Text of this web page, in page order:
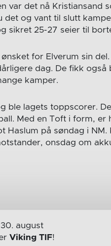
var det nå Kristiansand
det og vant til slutt
sikret 25-27 seier til
for Elverum sin
dag. De fikk
kamper.
ble lagets toppscorer.
Med en Toft i form,
Haslum på søndag i NM.
onsdag om
august
Viking TIF!